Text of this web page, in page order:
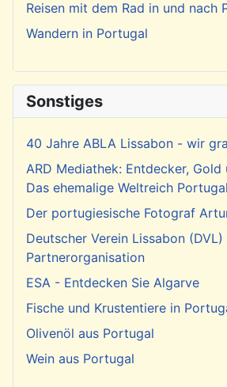
Reisen mit dem Rad in und nach
Wandern in Portugal
Sonstiges
40 Jahre ABLA Lissabon - wir
ARD Mediathek: Entdecker,
Das ehemalige Weltreich Portugal
Der portugiesische Fotograf
Deutscher Verein Lissabon (DVL)
Partnerorganisation
ESA - Entdecken Sie Algarve
Fische und Krustentiere in
Olivenöl aus Portugal
Wein aus Portugal